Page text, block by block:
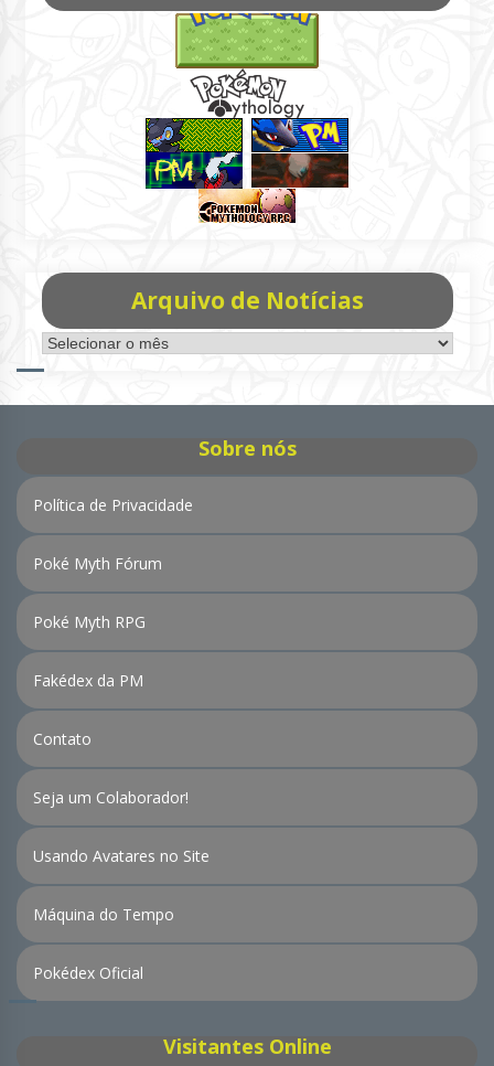
Arquivo de Notícias
Arquivo
de
Sobre nós
Política de Privacidade
Poké Myth Fórum
Poké Myth RPG
Fakédex da PM
Contato
Seja um Colaborador!
Usando Avatares no Site
Máquina do Tempo
Pokédex Oficial
Visitantes Online